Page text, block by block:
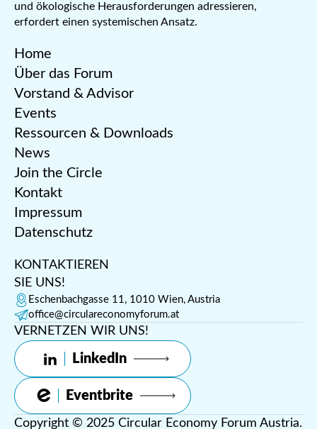
und ökologische Herausforderungen adressieren,
erfordert einen systemischen Ansatz.
Home
Über das Forum
Vorstand & Advisor
Events
Ressourcen & Downloads
News
Join the Circle
Kontakt
Impressum
Datenschutz
KONTAKTIEREN
SIE UNS!
Eschenbachgasse 11, 1010 Wien, Austria
office@circulareconomyforum.at
VERNETZEN WIR UNS!
LinkedIn
Eventbrite
Copyright © 2025 Circular Economy Forum Austria.